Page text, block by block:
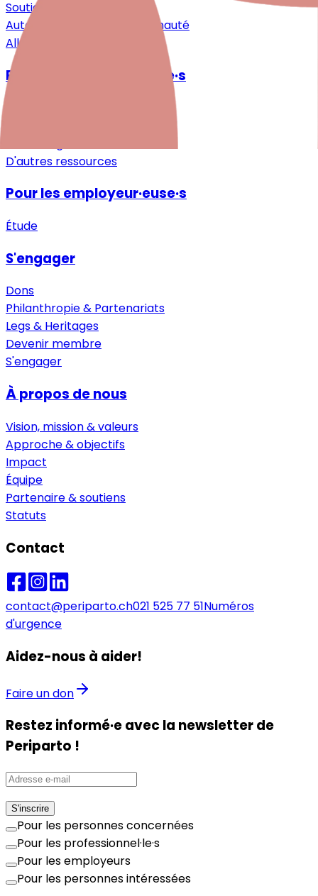
Soutien spécialisé
Auto-assistance & Communauté
Allègement & Soutien
Pour les professionnel·le·s
D'autres ressources
Pour les employeur·euse·s
Étude
S'engager
Dons
Philanthropie & Partenariats
Legs & Heritages
Devenir membre
S'engager
À propos de nous
Vision, mission & valeurs
Approche & objectifs
Impact
Équipe
Partenaire & soutiens
Statuts
Contact
contact@periparto.ch021 525 77 51Numéros
d'urgence
Aidez-nous à aider!
Faire un don
Restez informé·e avec la newsletter de
Periparto !
S'inscrire
Pour les personnes concernées
Pour les professionnel·le·s
Pour les employeurs
Pour les personnes intéressées